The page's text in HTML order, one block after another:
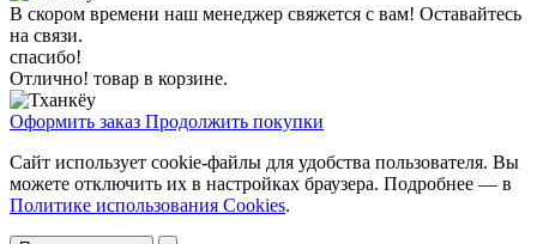
В скором времени наш менеджер свяжется с вам! Оставайтесь
на связи.
спасибо!
Отлично! товар в корзине.
Оформить заказ Продолжить покупки
Сайт использует cookie-файлы для удобства пользователя. Вы
можете отключить их в настройках браузера. Подробнее — в
Политике использования Cookies.